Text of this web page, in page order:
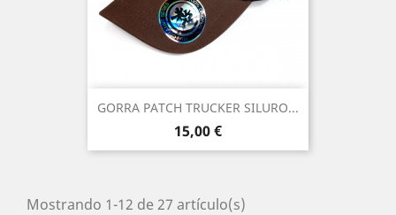
GORRA PATCH TRUCKER SILURO...
Precio
15,00 €
Mostrando 1-12 de 27 artículo(s)